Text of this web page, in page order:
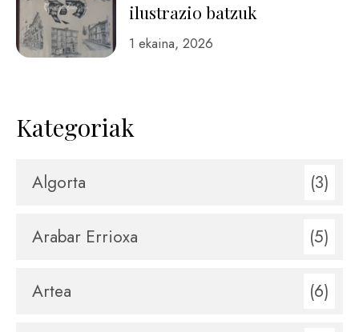
ilustrazio batzuk
1 ekaina, 2026
Kategoriak
Algorta (3)
Arabar Errioxa (5)
Artea (6)